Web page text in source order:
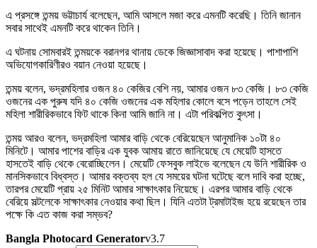
এ প্রসঙ্গে তন্ময় ভট্টাচার্য বলেছেন, আমি আসলে মজা করে এমনটি করেছি। তিনি জানান
সবার সাথেই এমনটি করে থাকেন তিনি।
এ ঘটনায় সোমবারই তন্ময়কে বরানগর থানায় ডেকে জিজ্ঞাসাবাদ করা হয়েছে। পাশাপাশি
অভিযোগকারিণীরও বয়ান নেওয়া হয়েছে।
তন্ময় বলেন, ভদ্রমহিলার ওজন ৪০ কেজির বেশি নয়, আমার ওজন ৮৩ কেজি। ৮৩ কেজি
ওজনের এক পুরুষ যদি ৪০ কেজি ওজনের এক মহিলার কোলে বসে পড়েন তাহলে সেই
মহিলা শারীরিকভাবে ফিট থাকে কিনা আমি জানি না। এটা পরিকল্পিত কুৎসা।
তন্ময় আরও বলেন, ভদ্রমহিলা আমার বাড়ি থেকে বেরিয়েছেন আনুমানিক ১০টা ৪০
মিনিটে। আমার পাশের বাড়ির এক যুবক আমায় রাতে জানিয়েছে যে মেয়েটি হাসতে
হাসতেই বাড়ি থেকে বেরোচ্ছিলেন। মেয়েটি ফেসবুক লাইভে বলেছেন যে উনি শারীরিক ও
মানসিকভাবে বিধ্বস্ত। আমার বক্তব্য হল যে সময়ের ঘটনা ঘটেছে বলে দাবি করা হচ্ছে,
তারপর মেয়েটি প্রায় ২৫ মিনিট আমার সাক্ষাৎকার নিয়েছে। এরপর আমার বাড়ি থেকে
বেরিয়ে সল্টলেকে সাক্ষাৎকার নেওয়ার কথা ছিল। যিনি এতটা ট্রমাটাইজ হয়ে রয়েছেন তার
পক্ষে কি এত কাজ করা সম্ভব?
Bangla Photocard Generatorv3.7